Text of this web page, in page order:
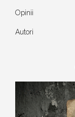
Opinii
Autori